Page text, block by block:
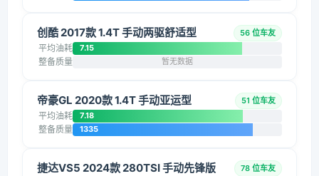
创酷 2017款 1.4T 手动两驱舒适型 56 位车友
平均油耗 7.15
整备质量 暂无数据
帝豪GL 2020款 1.4T 手动亚运型 51 位车友
平均油耗 7.18
整备质量 1335
捷达VS5 2024款 280TSI 手动先锋版 78 位车友